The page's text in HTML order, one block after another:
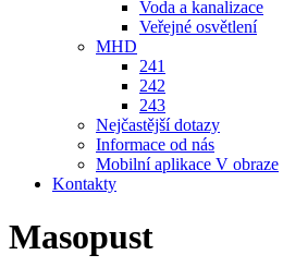
Voda a kanalizace
Veřejné osvětlení
MHD
241
242
243
Nejčastější dotazy
Informace od nás
Mobilní aplikace V obraze
Kontakty
Masopust